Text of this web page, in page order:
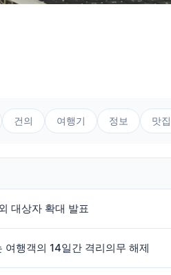
건의 여행기 정보 맛집
대상자 확대 발표
행객의 14일간 격리의무 해제